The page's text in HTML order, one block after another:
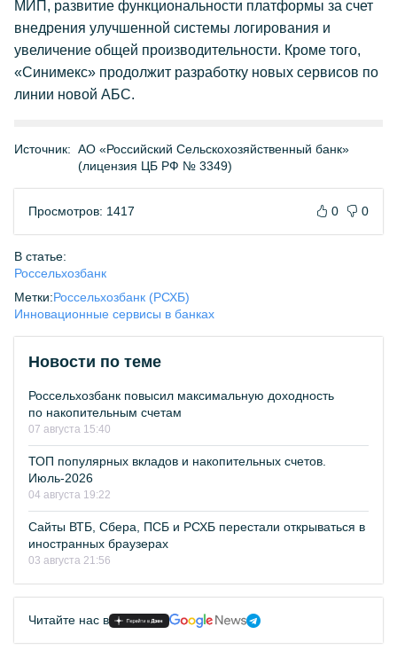
МИП, развитие функциональности платформы за счет
внедрения улучшенной системы логирования и
увеличение общей производительности. Кроме того,
«Синимекс» продолжит разработку новых сервисов по
линии новой АБС.
Источник: АО «Российский Сельскохозяйственный банк»
(лицензия ЦБ РФ № 3349)
Просмотров: 1417 0 0
В статье:
Россельхозбанк
Метки:Россельхозбанк (РСХБ)
Инновационные сервисы в банках
Новости по теме
Россельхозбанк повысил максимальную доходность
по накопительным счетам
07 августа 15:40
ТОП популярных вкладов и накопительных счетов.
Июль-2026
04 августа 19:22
Сайты ВТБ, Сбера, ПСБ и РСХБ перестали открываться в
иностранных браузерах
03 августа 21:56
Читайте нас в